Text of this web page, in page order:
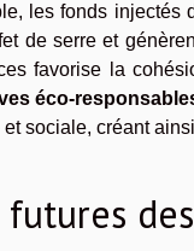
les fonds
de serre et
favorise la
éco-
et sociale, créant
futures